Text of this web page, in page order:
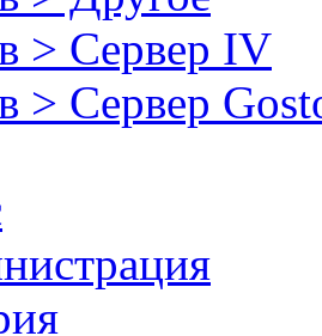
> Сервер IV
> Сервер